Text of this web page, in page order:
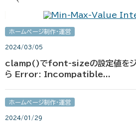
ホームページ制作・運営
2024/03/05
clamp()でfont-sizeの設定値をジ
ら Error: Incompatible...
ホームページ制作・運営
2024/01/29